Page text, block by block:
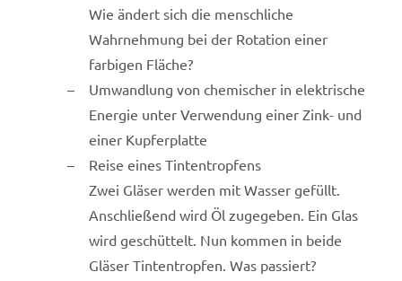
Wie ändert sich die menschliche
Wahrnehmung bei der Rotation einer
farbigen Fläche?
Umwandlung von chemischer in elektrische
Energie unter Verwendung einer Zink- und
einer Kupferplatte
Reise eines Tintentropfens
Zwei Gläser werden mit Wasser gefüllt.
Anschließend wird Öl zugegeben. Ein Glas
wird geschüttelt. Nun kommen in beide
Gläser Tintentropfen. Was passiert?